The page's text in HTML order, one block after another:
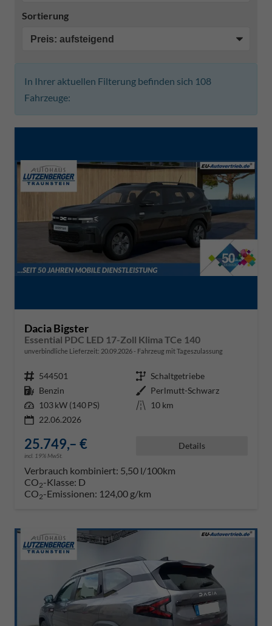
Sortierung
In Ihrer aktuellen Filterung befinden sich 108
Fahrzeuge:
Dacia Bigster
Essential PDC LED 17-Zoll Klima TCe 140
unverbindliche Lieferzeit: 20.09.2026 Fahrzeug mit Tageszulassung
Fahrzeugnr. 544501 Getriebe Schaltgetriebe
Kraftstoff Benzin Außenfarbe Perlmutt-Schwarz
Leistung 103 kW (140 PS) Kilometerstand 10 km
22.06.2026
25.749,– €
incl. 19% MwSt.
Details
Verbrauch kombiniert: 5,50 l/100km
CO2-Klasse: D
CO2-Emissionen: 124,00 g/km